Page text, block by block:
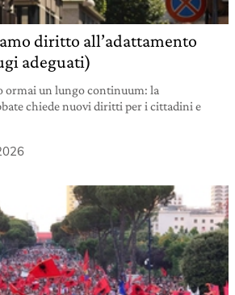
diritto all’adattamento
adeguati)
ormai un lungo continuum: la
chiede nuovi diritti per i cittadini e